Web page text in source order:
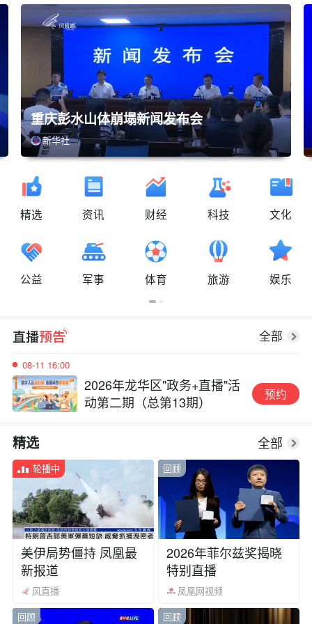
重庆彭水山体崩塌新闻发布会
新华社
精选 资讯 财经 科技 文化
公益 军事 体育 旅游 娱乐
全部
08-11 16:00
2026年龙华区"政务+直播"活
动第二期（总第13期）
预约
08-11 16:00
动第二期（总第13期）
预约
精选 全部
轮播中
美伊局势僵持 凤凰最
新报道
风直播
回顾
2026年菲尔兹奖揭晓
特别直播
凤凰网视频
回顾
回顾